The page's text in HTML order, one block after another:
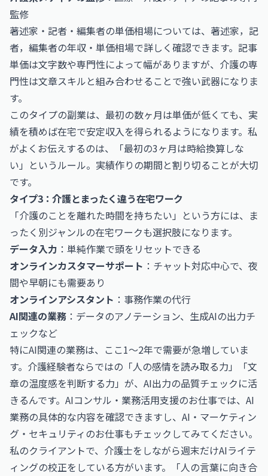
監修
著述家・記者・編集者の単価相場については、 著述家，記
者，編集者の年収・単価相場で詳しく確認できます。記事
単価は文字数や専門性によって幅がありますが、介護の専
門性は文章スキルと組み合わせることで強い武器になりま
す。
このタイプの副業は、最初の数ヶ月は単価が低くても、実
績を積めば在宅で安定収入を得られるようになります。私
がよくお伝えするのは、「最初の3ヶ月は時給換算しな
い」というルール。実績作りの期間と割り切ることが大切
です。
タイプ3：介護とまったく違う在宅ワーク
「介護のことを離れた時間を持ちたい」という方には、ま
ったく別ジャンルの在宅ワークも選択肢になります。
データ入力 ：単純作業で頭をリセットできる
オンラインカスタマーサポート ：チャット対応中心で、夜
間や早朝にも需要あり
オンラインアシスタント ：事務作業の代行
AI関連の業務 ：データのアノテーション、生成AIの出力チ
ェックなど
特にAI関連の業務は、ここ1〜2年で需要が急増していま
す。介護経験者ならではの「人の感情を読み取る力」「文
章の温度感を判断する力」が、AI出力の品質チェックに活
きるんです。 AIコンサル・業務活用支援のお仕事では、AI
業務の具体的な内容を確認できますし、 AI・マーケティン
グ・セキュリティのお仕事もチェックしてみてください。
私のクライアントで、介護士をしながら週末だけAIライテ
ィングの校正をしている方がいます。「人の言葉に向き合